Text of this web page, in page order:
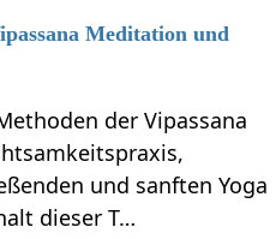
Meditation und
der Vipassana
und sanften Yoga
dieser T…